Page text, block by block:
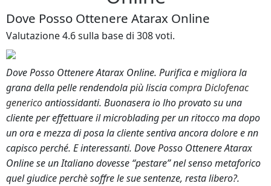
Dove Posso Ottenere Atarax Online
Valutazione4.6sulla base di 308voti.
Dove Posso Ottenere Atarax Online. Purifica e migliora la
grana della pelle rendendola più lisciacompra Diclofenac
genericoantiossidanti. Buonasera io lho provato su una
cliente per effettuare il microblading per un ritocco ma dopo
un ora e mezza di posa la cliente sentiva ancora dolore e nn
capisco perché. E interessanti. Dove Posso Ottenere Atarax
Online se un Italiano dovesse “pestare” nel senso metaforico
quel giudice perchè soffre le sue sentenze, resta libero?.
Máy Bao Phim
Máy Bao Gói cuối dây chuyền
Dây Chuyền Ép Vỉ - Đóng Hộp